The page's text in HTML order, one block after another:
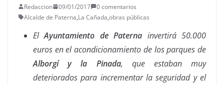
Redaccion 09/01/2017
0 comentarios
Alcalde de Paterna,La Cañada,obras públicas
ElAyuntamiento de Paterna invertirá 50.000
euros en el acondicionamiento de los parques de
Alborgí y la Pinada, que estaban muy
deteriorados para incrementar la seguridad y el